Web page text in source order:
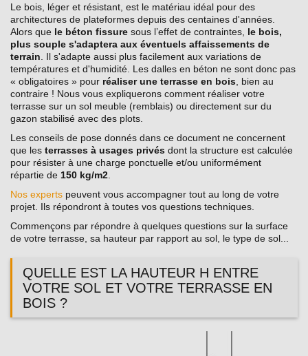
Le bois, léger et résistant, est le matériau idéal pour des
architectures de plateformes depuis des centaines d'années.
Alors que le béton fissure sous l’effet de contraintes, le bois,
plus souple s'adaptera aux éventuels affaissements de
terrain . Il s'adapte aussi plus facilement aux variations de
températures et d'humidité. Les dalles en béton ne sont donc pas
« obligatoires » pour réaliser une terrasse en bois , bien au
contraire ! Nous vous expliquerons comment réaliser votre
terrasse sur un sol meuble (remblais) ou directement sur du
gazon stabilisé avec des plots.
Les conseils de pose donnés dans ce document ne concernent
que les terrasses à usages privés dont la structure est calculée
pour résister à une charge ponctuelle et/ou uniformément
répartie de 150 kg/m2
Nos experts peuvent vous accompagner tout au long de votre
projet. Ils répondront à toutes vos questions techniques.
Commençons par répondre à quelques questions sur la surface
de votre terrasse, sa hauteur par rapport au sol, le type de sol...
QUELLE EST LA HAUTEUR H ENTRE
VOTRE SOL ET VOTRE TERRASSE EN
BOIS ?